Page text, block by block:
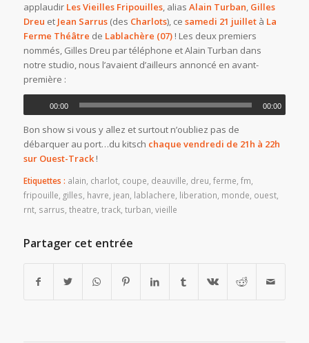
applaudir Les Vieilles Fripouilles, alias Alain Turban, Gilles
Dreu et Jean Sarrus(des Charlots), ce samedi 21 juilletà La
Ferme Théâtre de Lablachère (07)! Les deux premiers
nommés, Gilles Dreu par téléphone et Alain Turban dans
notre studio, nous l’avaient d’ailleurs annoncé en avant-
première :
00:00 00:00
Bon show si vous y allez et surtout n’oubliez pas de
débarquer au port…du kitsch chaque vendredi de 21h à 22h
sur Ouest-Track !
Etiquettes : alain, charlot, coupe, deauville, dreu, ferme, fm,
fripouille, gilles, havre, jean, lablachere, liberation, monde, ouest,
rnt, sarrus, theatre, track, turban, vieille
Partager cet entrée